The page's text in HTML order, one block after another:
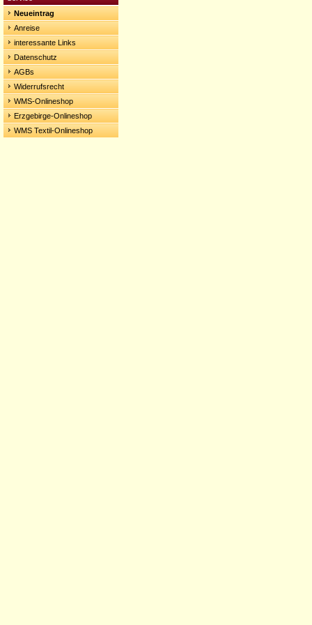
Neueintrag
Anreise
interessante Links
Datenschutz
AGBs
Widerrufsrecht
WMS-Onlineshop
Erzgebirge-Onlineshop
WMS Textil-Onlineshop